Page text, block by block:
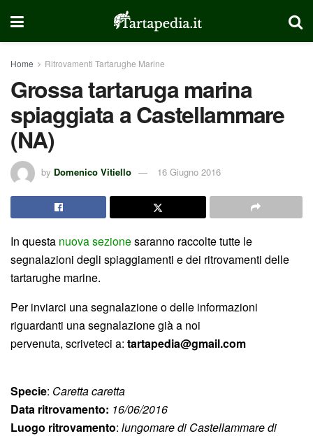
Home Ritrovamenti Tartarughe Marine
Grossa tartaruga marina
spiaggiata a Castellammare
(NA)
by Domenico Vitiello 16 Giugno 2016
In questa nuova sezionesaranno raccolte tutte le
segnalazioni degli spiaggiamenti e dei ritrovamenti delle
tartarughe marine.
Per inviarci una segnalazione o delle informazioni
riguardanti una segnalazione già a noi
pervenuta, scriveteci a: tartapedia@gmail.com
Specie: Caretta caretta
Data ritrovamento: 16/06/2016
Luogo ritrovamento: lungomare di Castellammare di